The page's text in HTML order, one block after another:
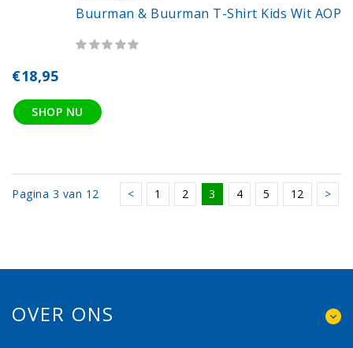
Buurman & Buurman T-Shirt Kids Wit AOP
€18,95
SHOP NU
Pagina 3 van 12 < 1 2 3 4 5 12 >
OVER ONS